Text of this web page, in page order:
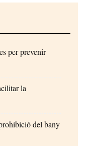
per prevenir
la
del bany